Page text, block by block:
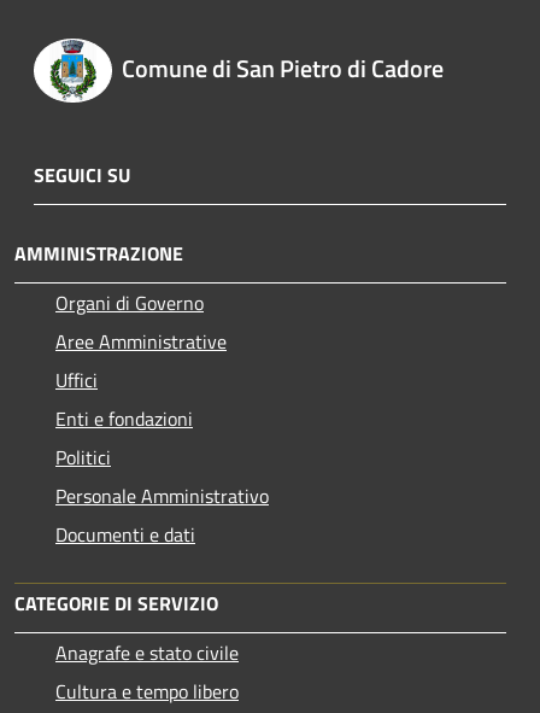
Comune di San Pietro di Cadore
SEGUICI SU
AMMINISTRAZIONE
Organi di Governo
Aree Amministrative
Uffici
Enti e fondazioni
Politici
Personale Amministrativo
Documenti e dati
CATEGORIE DI SERVIZIO
Anagrafe e stato civile
Cultura e tempo libero